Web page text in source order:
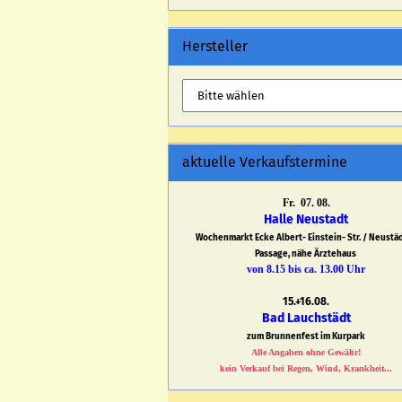
Hersteller
aktuelle Verkaufstermine
Fr. 07. 08.
Halle Neustadt
Wochenmarkt Ecke Albert- Einstein- Str. /
Passage, nähe Ärztehaus
von 8.15 bis ca. 13.00 Uhr
15.+16.08.
Bad Lauchstädt
zum Brunnenfest im Kurpark
Alle Angaben ohne Gewähr!
kein Verkauf bei Regen, Wind, Krankheit...